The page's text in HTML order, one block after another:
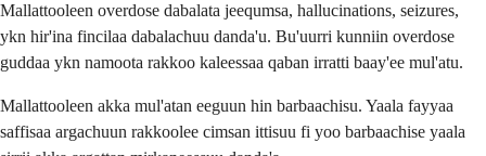
Mallattooleen overdose dabalata jeequmsa, hallucinations, seizures,
ykn hir'ina fincilaa dabalachuu danda'u. Bu'uurri kunniin overdose
guddaa ykn namoota rakkoo kaleessaa qaban irratti baay'ee mul'atu.
Mallattooleen akka mul'atan eeguun hin barbaachisu. Yaala fayyaa
saffisaa argachuun rakkoolee cimsan ittisuu fi yoo barbaachise yaala